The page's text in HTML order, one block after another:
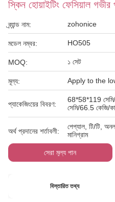
স্কিন হোয়াইটিং ফেসিয়াল গভীর
ব্র্যান্ড নাম: zohonice
মডেল নম্বর: HO505
MOQ: ১ সেট
মূল্য: Apply to the
প্যাকেজিংয়ের বিবরণ:
68*58*119 সেমি/
সেমি/66.5 কেজি/
অর্থ প্রদানের শর্তাবলী:
পেপ্যাল, টি/টি,
মানিগ্রাম
সেরা মূল্য পান
বিস্তারিত তথ্য